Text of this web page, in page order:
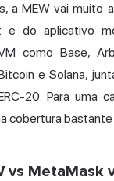
a MEW vai muito
e do aplicativo
como Base,
e Solana,
20. Para uma
cobertura bastante
vs MetaMask